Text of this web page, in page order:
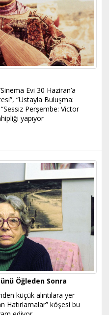
Evi 30 Haziran’a
“Ustayla Buluşma:
Perşembe: Victor
yapıyor
Öğleden Sonra
küçük alıntılara yer
Hatırlamalar” köşesi bu